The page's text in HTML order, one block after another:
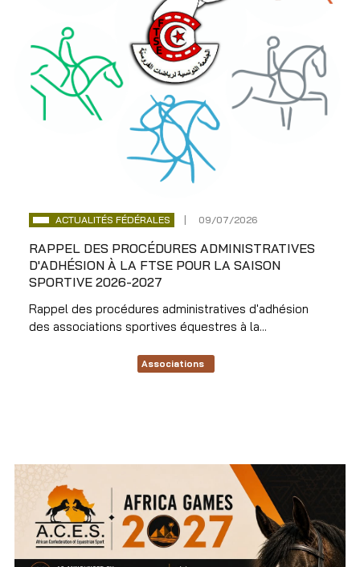
ACTUALITÉS FÉDÉRALES 09/07/2026
RAPPEL DES PROCÉDURES ADMINISTRATIVES
D'ADHÉSION À LA FTSE POUR LA SAISON
SPORTIVE 2026-2027
Rappel des procédures administratives d'adhésion
des associations sportives équestres à la...
Associations